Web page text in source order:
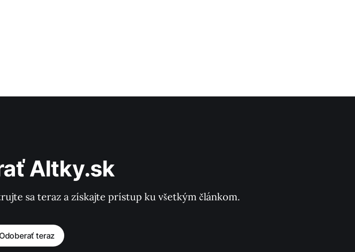
Altky.sk
sa teraz a získajte prístup ku všetkým článkom.
Odoberať teraz